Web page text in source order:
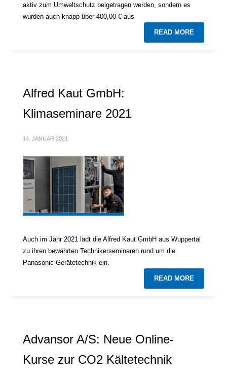
aktiv zum Umweltschutz beigetragen werden, sondern es
wurden auch knapp über 400,00 € aus
READ MORE
Alfred Kaut GmbH:
Klimaseminare 2021
14. JANUAR 2021
Auch im Jahr 2021 lädt die Alfred Kaut GmbH aus Wuppertal
zu ihren bewährten Technikerseminaren rund um die
Panasonic-Gerätetechnik ein.
READ MORE
Advansor A/S: Neue Online-
Kurse zur CO2 Kältetechnik